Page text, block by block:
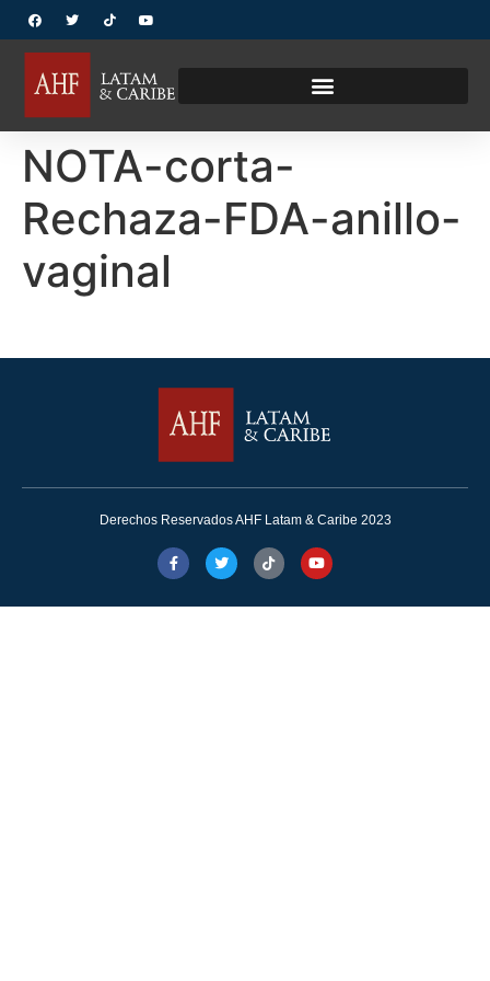
NOTA-corta-
Rechaza-FDA-anillo-
vaginal
Derechos Reservados AHF Latam & Caribe 2023